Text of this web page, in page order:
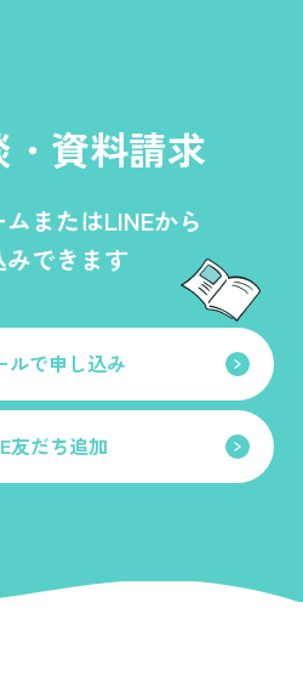
資料請求
またはLINEから
みできます
ルで申し込み
友だち追加